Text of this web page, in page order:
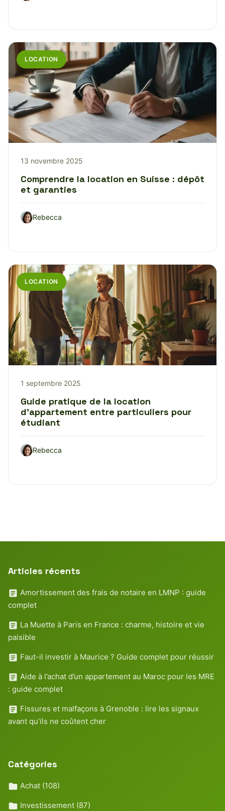
LOCATION
13 novembre 2025
Comprendre la location en Suisse : dépôt
et garanties
Rebecca
LOCATION
1 septembre 2025
Guide pratique de la location
d’appartement entre particuliers pour
étudiant
Rebecca
Articles récents
Amortissement des frais de notaire en LMNP : guide
complet
La Muette à Paris en France : charme, histoire et vie
paisible
Faut-il investir à Maurice ? Guide complet pour réussir
Aide à l’achat d’un appartement au Maroc pour les MRE
: guide complet
Fissures et malfaçons à Grenoble : lire les signaux
avant qu’ils ne coûtent cher
Catégories
Achat (108)
Investissement (87)